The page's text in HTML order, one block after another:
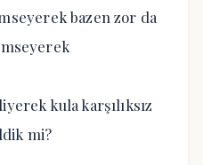
bazen zor da
kula karşılıksız
mi?